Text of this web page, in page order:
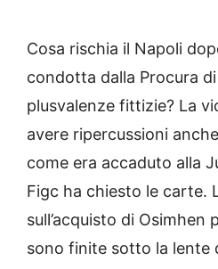
Cosa rischia il Napoli
condotta dalla Procura
plusvalenze fittizie? La
avere ripercussioni
come era accaduto alla
Figc ha chiesto le carte.
sull’acquisto di Osimhen
sono finite sotto la lente